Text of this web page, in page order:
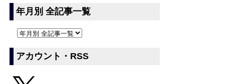
年月別 全記事一覧
アカウント・RSS